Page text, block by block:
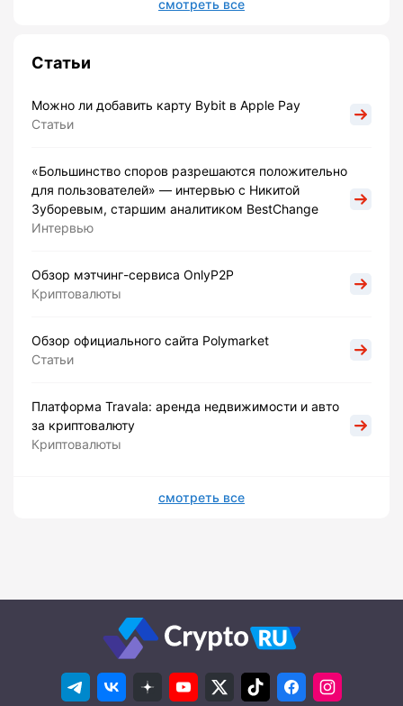
смотреть все
Статьи
Можно ли добавить карту Bybit в Apple Pay
Статьи
«Большинство споров разрешаются положительно
для пользователей» — интервью с Никитой
Зуборевым, старшим аналитиком BestChange
Интервью
Обзор мэтчинг-сервиса OnlyP2P
Криптовалюты
Обзор официального сайта Polymarket
Статьи
Платформа Travala: аренда недвижимости и авто
за криптовалюту
Криптовалюты
смотреть все